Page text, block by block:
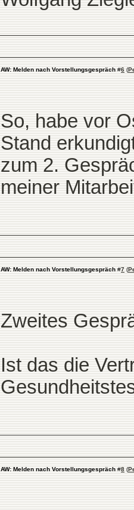
AW: Melden nach Vorstellungsgespräch #6 (
So, habe vor
Stand
zum 2.
meiner
AW: Melden nach Vorstellungsgespräch #7 (
Zweites
Ist das die
AW: Melden nach Vorstellungsgespräch #8 (